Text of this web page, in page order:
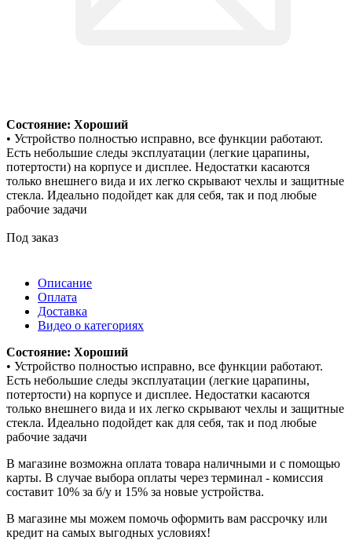
Состояние: Хороший
• Устройство полностью исправно, все функции работают.
Есть небольшие следы эксплуатации (легкие царапины,
потертости) на корпусе и дисплее. Недостатки касаются
только внешнего вида и их легко скрывают чехлы и защитные
стекла. Идеально подойдет как для себя, так и под любые
рабочие задачи
Под заказ
Описание
Оплата
Доставка
Видео о категориях
Состояние: Хороший
• Устройство полностью исправно, все функции работают.
Есть небольшие следы эксплуатации (легкие царапины,
потертости) на корпусе и дисплее. Недостатки касаются
только внешнего вида и их легко скрывают чехлы и защитные
стекла. Идеально подойдет как для себя, так и под любые
рабочие задачи
В магазине возможна оплата товара наличными и с помощью
карты. В случае выбора оплаты через терминал - комиссия
составит 10% за б/у и 15% за новые устройства.
В магазине мы можем помочь оформить вам рассрочку или
кредит на самых выгодных условиях!